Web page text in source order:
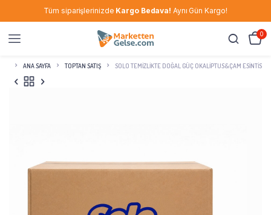
Tüm siparişlerinizde Kargo Bedava! Aynı Gün Kargo!
0
ANA SAYFA TOPTAN SATIŞ SOLO TEMIZLIKTE DOĞAL GÜÇ OKALIPTUS&ÇAM ESINTISI